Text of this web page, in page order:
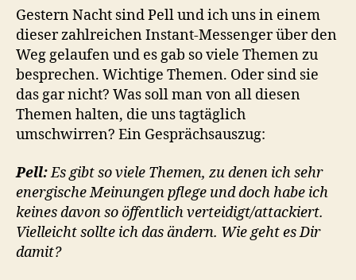
so
Themen,
aber
was
soll
ich
von
halten?
Gestern Nacht sind Pell und ich uns in einem
dieser zahlreichen Instant-Messenger über den
Weg gelaufen und es gab so viele Themen zu
besprechen. Wichtige Themen. Oder sind sie
das gar nicht? Was soll man von all diesen
Themen halten, die uns tagtäglich
umschwirren? Ein Gesprächsauszug:
Pell:Es gibt so viele Themen, zu denen ich sehr
energische Meinungen pflege und doch habe ich
keines davon so öffentlich verteidigt/attackiert.
Vielleicht sollte ich das ändern. Wie geht es Dir
damit?